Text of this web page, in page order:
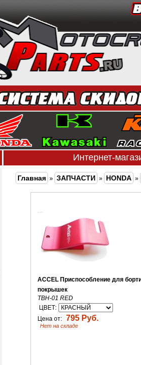
Интернет-
Главная » ЗАПЧАСТИ » HONDA »
ACCEL Приспособление для
покрышек
TBH-01 RED
ЦВЕТ:
Цена от: 795 Руб.
Нет на складе